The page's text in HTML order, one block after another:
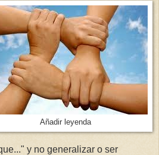
Añadir leyenda
y no generalizar o ser